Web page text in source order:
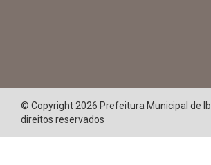
© Copyright 2026 Prefeitura Municipal de
direitos reservados